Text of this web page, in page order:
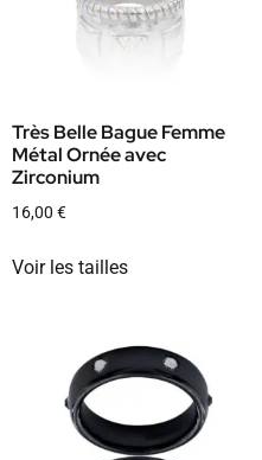
Très Belle Bague Femme
Métal Ornée avec
Zirconium
16,00 €
Voir les tailles